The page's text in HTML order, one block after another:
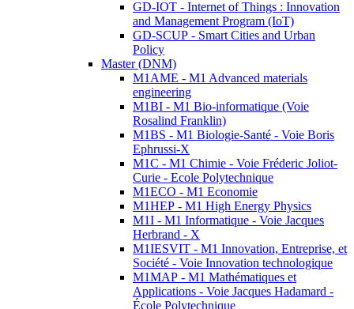
GD-IOT - Internet of Things : Innovation
and Management Program (IoT)
GD-SCUP - Smart Cities and Urban
Policy
Master (DNM)
M1AME - M1 Advanced materials
engineering
M1BI - M1 Bio-informatique (Voie
Rosalind Franklin)
M1BS - M1 Biologie-Santé - Voie Boris
Ephrussi-X
M1C - M1 Chimie - Voie Fréderic Joliot-
Curie - Ecole Polytechnique
M1ECO - M1 Economie
M1HEP - M1 High Energy Physics
M1I - M1 Informatique - Voie Jacques
Herbrand - X
M1IESVIT - M1 Innovation, Entreprise, et
Société - Voie Innovation technologique
M1MAP - M1 Mathématiques et
Applications - Voie Jacques Hadamard -
École Polytechnique